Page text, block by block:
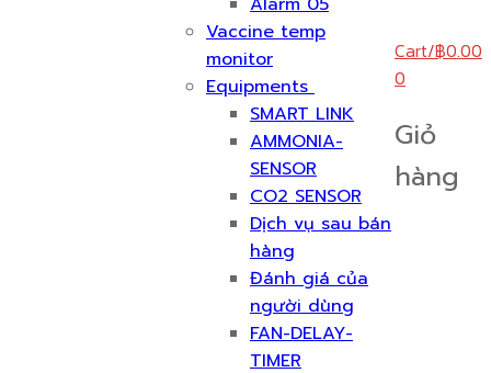
Vaccine temp
monitor
Equipments
SMART LINK
AMMONIA-
SENSOR
CO2 SENSOR
Dịch vụ sau bán
hàng
Đánh giá của
người dùng
FAN-DELAY-
TIMER
Cart/฿0.00
0
Giỏ
hàng